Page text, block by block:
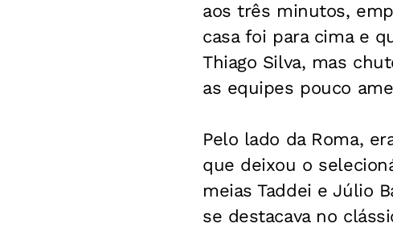
aos três minutos,
casa foi para cima e
Thiago Silva, mas
as equipes pouco
Pelo lado da Roma,
que deixou o
meias Taddei e Júlio
se destacava no